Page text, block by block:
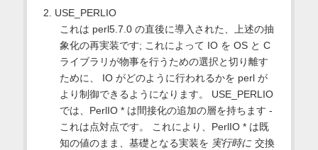
2. USE_PERLIO
これは perl5.7.0 の直後に導入された、上述の抽
象化の再実装です; これによって IO を OS と C
ライブラリが物事を行うための選択と切り離す
ために、 IO がどのように行われるかを perl が
より制御できるようになります。 USE_PERLIO
では、PerlIO * は間接化の追加の層を持ちます -
これは点対点です。 これにより、PerlIO * は既
知の値のまま、基礎となる実装を 実行時に交換